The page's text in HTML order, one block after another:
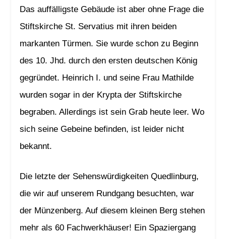
Das auffälligste Gebäude ist aber ohne Frage die
Stiftskirche St. Servatius mit ihren beiden
markanten Türmen. Sie wurde schon zu Beginn
des 10. Jhd. durch den ersten deutschen König
gegründet. Heinrich I. und seine Frau Mathilde
wurden sogar in der Krypta der Stiftskirche
begraben. Allerdings ist sein Grab heute leer. Wo
sich seine Gebeine befinden, ist leider nicht
bekannt.
Die letzte der Sehenswürdigkeiten Quedlinburg,
die wir auf unserem Rundgang besuchten, war
der Münzenberg. Auf diesem kleinen Berg stehen
mehr als 60 Fachwerkhäuser! Ein Spaziergang